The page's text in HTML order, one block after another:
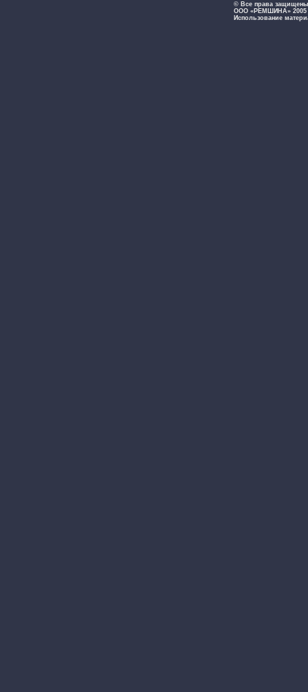
© Все права защищены
ООО «РЕМШИНА» 2005
Использование